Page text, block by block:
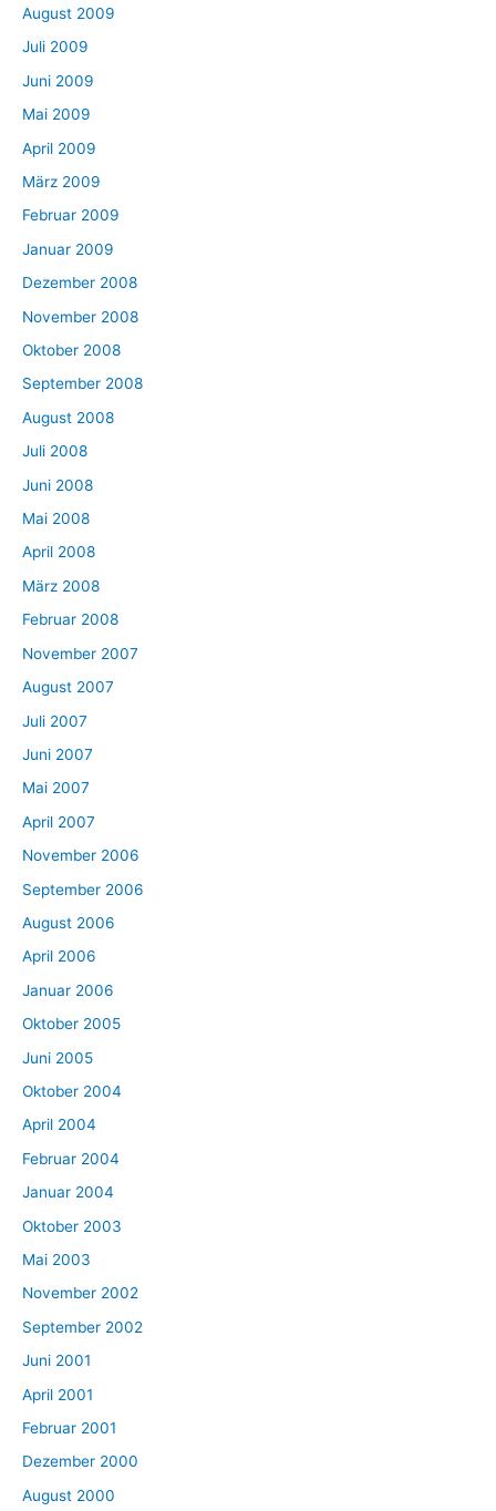
August 2009
Juli 2009
Juni 2009
Mai 2009
April 2009
März 2009
Februar 2009
Januar 2009
Dezember 2008
November 2008
Oktober 2008
September 2008
August 2008
Juli 2008
Juni 2008
Mai 2008
April 2008
März 2008
Februar 2008
November 2007
August 2007
Juli 2007
Juni 2007
Mai 2007
April 2007
November 2006
September 2006
August 2006
April 2006
Januar 2006
Oktober 2005
Juni 2005
Oktober 2004
April 2004
Februar 2004
Januar 2004
Oktober 2003
Mai 2003
November 2002
September 2002
Juni 2001
April 2001
Februar 2001
Dezember 2000
August 2000